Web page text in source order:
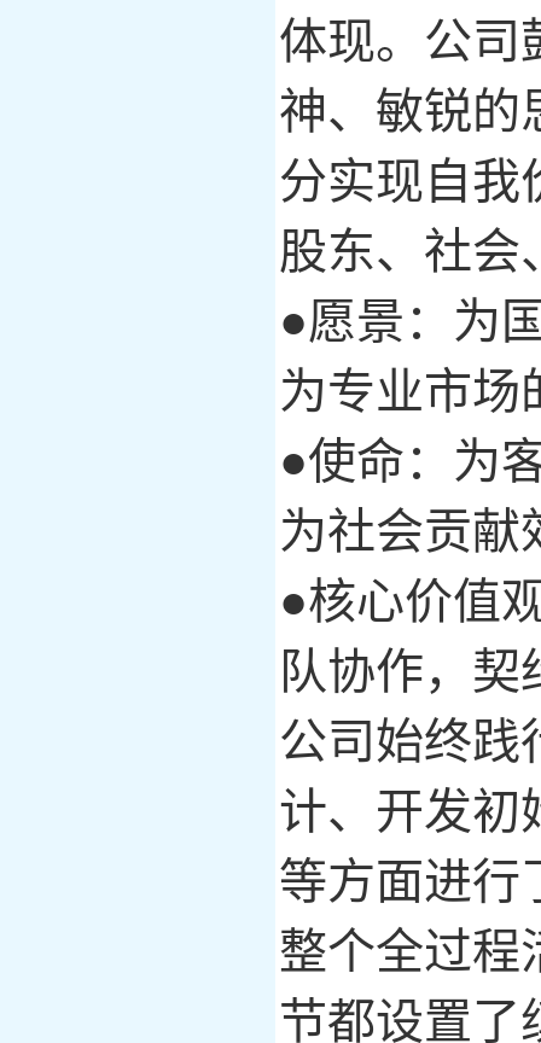
体现。 公司
神、敏锐的
分实现自我
股东、 社会
●愿景：为
为专业市场
●使命：为
为社会贡献
●核心价值
队协作，
公司始终践
计、开发初
等方面进行
整个全过程
节都设置了